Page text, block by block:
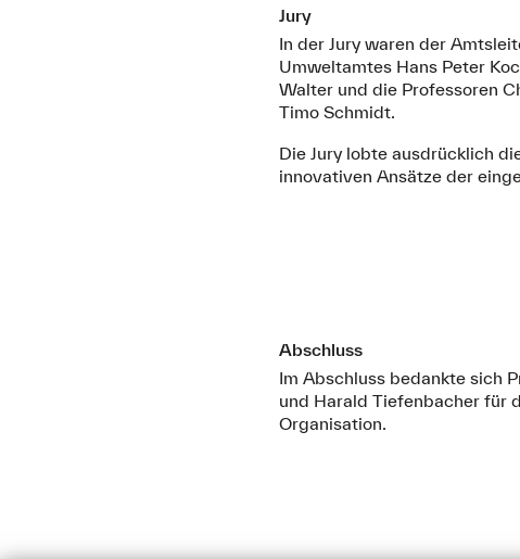
Jury
In der Jury waren der
Umweltamtes Hans Peter
Walter und die Professoren
Timo Schmidt.
Die Jury lobte ausdrücklich
innovativen Ansätze der
Abschluss
Im Abschluss bedankte sich
und Harald Tiefenbacher für
Organisation.